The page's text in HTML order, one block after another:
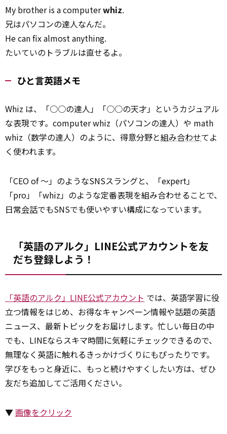
My brother is a computerwhiz.
兄はパソコンの達人なんだ。
He can fix almost anything.
たいていのトラブルは直せるよ。
ひと言英語メモ
Whiz は、「○○の達人」「○○の天才」というカジュアル
な表現です。computer whiz（パソコンの達人）や math
whiz（数学の達人）のように、得意分野と組み合わせてよ
く使われます。
「CEO of ～」のようなSNSスラングと、「expert」
「pro」「whiz」のような定番表現を組み合わせることで、
日常会話でもSNSでも使いやすい構成になっています。
「英語のアルク」LINE公式アカウントを友
だち登録しよう！
「英語のアルク」LINE公式アカウント では、英語学習に役
立つ情報をはじめ、お得なキャンペーン情報や話題の英語
ニュース、最新トピックをお届けします。忙しい毎日の中
でも、LINEならスキマ時間に気軽にチェックできるので、
無理なく英語に触れるきっかけづくりにもぴったりです。
学びをもっと身近に、もっと続けやすくしたい方は、ぜひ
友だち追加してご活用ください。
▼画像をクリック